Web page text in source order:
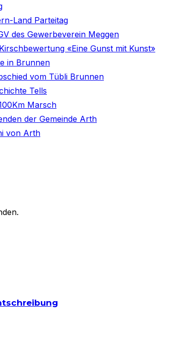
Land Parteitag
des Gewerbeverein Meggen
«Eine Gunst mit Kunst»
in Brunnen
vom Tübli Brunnen
Tells
Marsch
der Gemeinde Arth
von Arth